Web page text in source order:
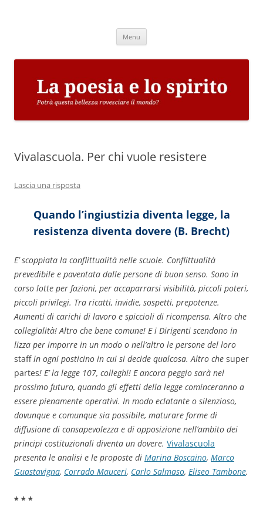
Menu
Vivalascuola. Per chi vuole resistere
Lascia una risposta
Quando l’ingiustizia diventa legge, la
resistenza diventa dovere (B. Brecht)
E’ scoppiata la conflittualità nelle scuole. Conflittualità
prevedibile e paventata dalle persone di buon senso. Sono in
corso lotte per fazioni, per accaparrarsi visibilità, piccoli poteri,
piccoli privilegi. Tra ricatti, invidie, sospetti, prepotenze.
Aumenti di carichi di lavoro e spiccioli di ricompensa. Altro che
collegialità! Altro che bene comune! E i Dirigenti scendono in
lizza per imporre in un modo o nell’altro le persone del loro
staffin ogni posticino in cui si decide qualcosa. Altro che super
partes! E’ la legge 107, colleghi! E ancora peggio sarà nel
prossimo futuro, quando gli effetti della legge cominceranno a
essere pienamente operativi. In modo eclatante o silenzioso,
dovunque e comunque sia possibile, maturare forme di
diffusione di consapevolezza e di opposizione nell’ambito dei
principi costituzionali diventa un dovere. Vivalascuola
presenta le analisi e le proposte di Marina Boscaino, Marco
Guastavigna, Corrado Mauceri, Carlo Salmaso, Eliseo Tambone.
* * *